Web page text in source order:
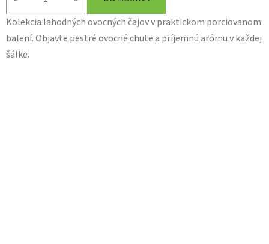
Kolekcia lahodných ovocných čajov v praktickom porciovanom
balení. Objavte pestré ovocné chute a príjemnú arómu v každej
šálke.